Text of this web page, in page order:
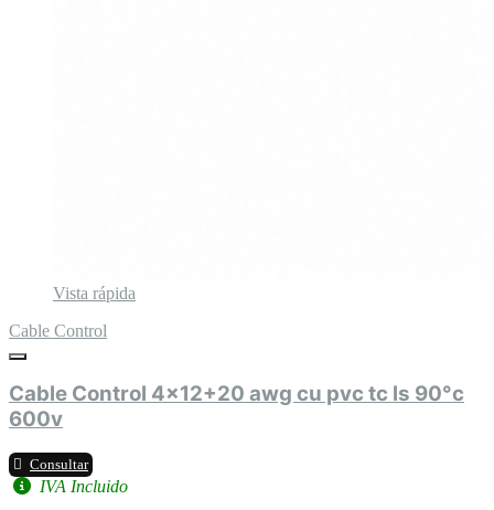
Vista rápida
Cable Control
Cable Control 4x12+20 awg cu pvc tc ls 90°c
600v
Consultar
IVA Incluido